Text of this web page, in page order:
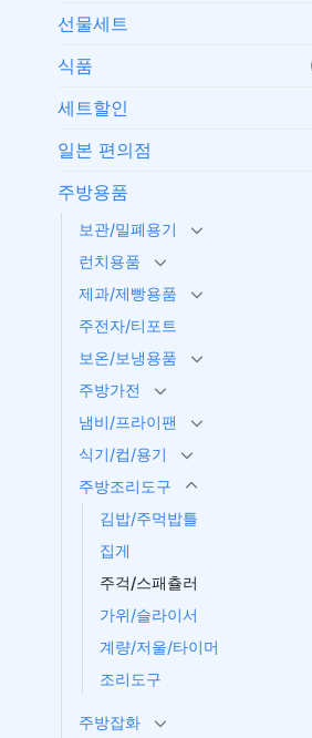
선물세트
식품
세트할인
일본 편의점
주방용품
보관/밀폐용기
런치용품
제과/제빵용품
주전자/티포트
보온/보냉용품
주방가전
냄비/프라이팬
식기/컵/용기
주방조리도구
김밥/주먹밥틀
집게
주걱/스패츌러
가위/슬라이서
계량/저울/타이머
조리도구
주방잡화